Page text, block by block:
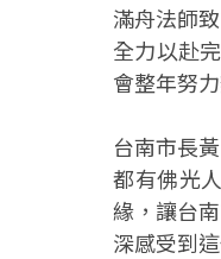
滿舟法師
全力以赴
會整年努
台南市長
都有佛光
緣，讓台
深感受到